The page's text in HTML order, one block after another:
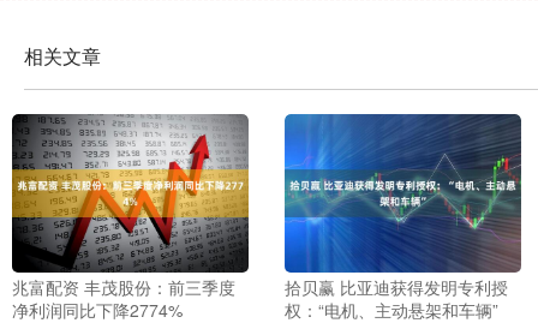
相关文章
兆富配资 丰茂股份：前三季度
净利润同比下降2774%
拾贝赢 比亚迪获得发明专利授
权：“电机、主动悬架和车辆”